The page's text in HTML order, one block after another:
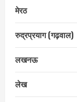
मेरठ
रुद्रप्रयाग (गढ़वाल)
लखनऊ
लेख